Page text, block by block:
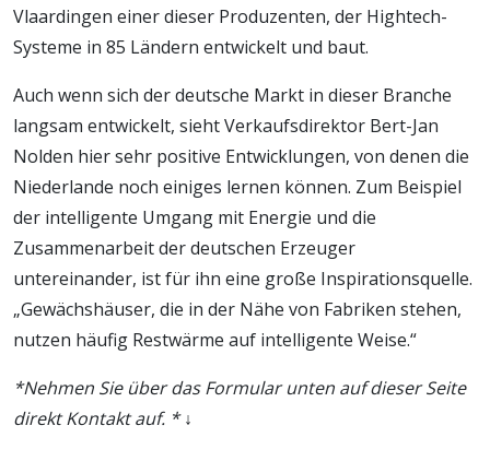
Vlaardingen einer dieser Produzenten, der Hightech-
Systeme in 85 Ländern entwickelt und baut.
Auch wenn sich der deutsche Markt in dieser Branche
langsam entwickelt, sieht Verkaufsdirektor Bert-Jan
Nolden hier sehr positive Entwicklungen, von denen die
Niederlande noch einiges lernen können. Zum Beispiel
der intelligente Umgang mit Energie und die
Zusammenarbeit der deutschen Erzeuger
untereinander, ist für ihn eine große Inspirationsquelle.
„Gewächshäuser, die in der Nähe von Fabriken stehen,
nutzen häufig Restwärme auf intelligente Weise.“
*Nehmen Sie über das Formular unten auf dieser Seite
direkt Kontakt auf. *↓